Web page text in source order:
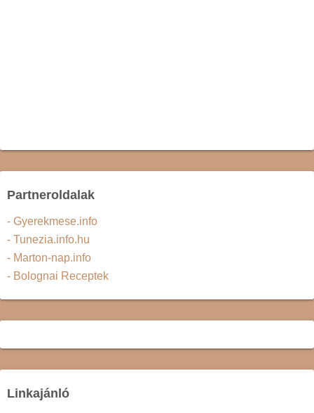
Partneroldalak
- Gyerekmese.info
- Tunezia.info.hu
- Marton-nap.info
- Bolognai Receptek
Linkajánló